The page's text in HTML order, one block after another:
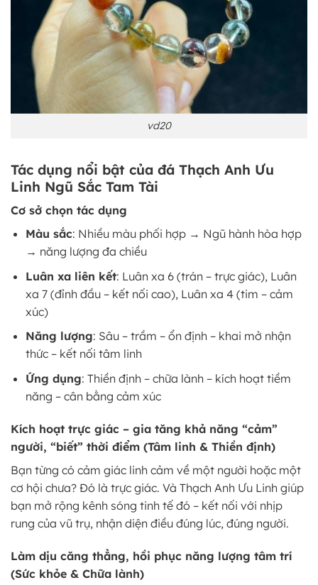
vd20
Tác dụng nổi bật của đá Thạch Anh Ưu
Linh Ngũ Sắc Tam Tài
Cơ sở chọn tác dụng
Màu sắc: Nhiều màu phối hợp → Ngũ hành hòa hợp
→ năng lượng đa chiều
Luân xa liên kết: Luân xa 6 (trán – trực giác), Luân
xa 7 (đỉnh đầu – kết nối cao), Luân xa 4 (tim – cảm
xúc)
Năng lượng: Sâu – trầm – ổn định – khai mở nhận
thức – kết nối tâm linh
Ứng dụng: Thiền định – chữa lành – kích hoạt tiềm
năng – cân bằng cảm xúc
Kích hoạt trực giác – gia tăng khả năng “cảm”
người, “biết” thời điểm (Tâm linh & Thiền định)
Bạn từng có cảm giác linh cảm về một người hoặc một
cơ hội chưa? Đó là trực giác. Và Thạch Anh Ưu Linh giúp
bạn mở rộng kênh sóng tinh tế đó – kết nối với nhịp
rung của vũ trụ, nhận diện điều đúng lúc, đúng người.
Làm dịu căng thẳng, hồi phục năng lượng tâm trí
(Sức khỏe & Chữa lành)